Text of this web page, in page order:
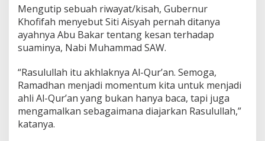
Mengutip sebuah riwayat/kisah, Gubernur
Khofifah menyebut Siti Aisyah pernah ditanya
ayahnya Abu Bakar tentang kesan terhadap
suaminya, Nabi Muhammad SAW.
“Rasulullah itu akhlaknya Al-Qur’an. Semoga,
Ramadhan menjadi momentum kita untuk menjadi
ahli Al-Qur’an yang bukan hanya baca, tapi juga
mengamalkan sebagaimana diajarkan Rasulullah,”
katanya.